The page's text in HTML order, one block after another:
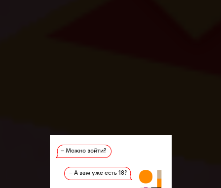
– Можно войти?
– А вам уже есть 18?